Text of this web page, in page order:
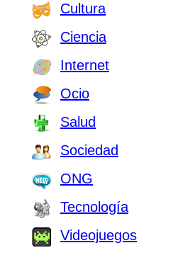
Cultura
Ciencia
Internet
Ocio
Salud
Sociedad
ONG
Tecnología
Videojuegos